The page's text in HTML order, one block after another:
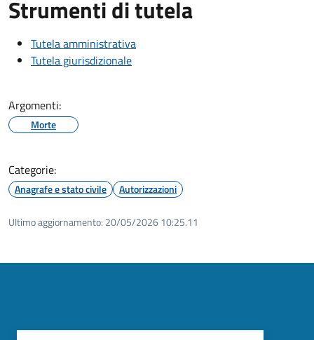
Strumenti di tutela
Tutela amministrativa
Tutela giurisdizionale
Argomenti:
Morte
Categorie:
Anagrafe e stato civile Autorizzazioni
Ultimo aggiornamento: 20/05/2026 10:25.11